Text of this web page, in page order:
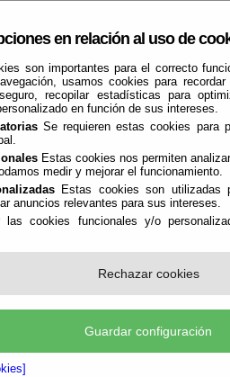
en relación al uso de
son importantes para el correcto
usamos cookies para
recopilar estadísticas para
en función de sus intereses.
Se requieren estas cookies para
Estas cookies nos permiten
medir y mejorar el funcionamiento.
Estas cookies son utilizadas
anuncios relevantes para sus intereses.
las cookies funcionales y/o
Rechazar cookies
Guardar configuración
Cuando Alcóntar - Hijate Guías